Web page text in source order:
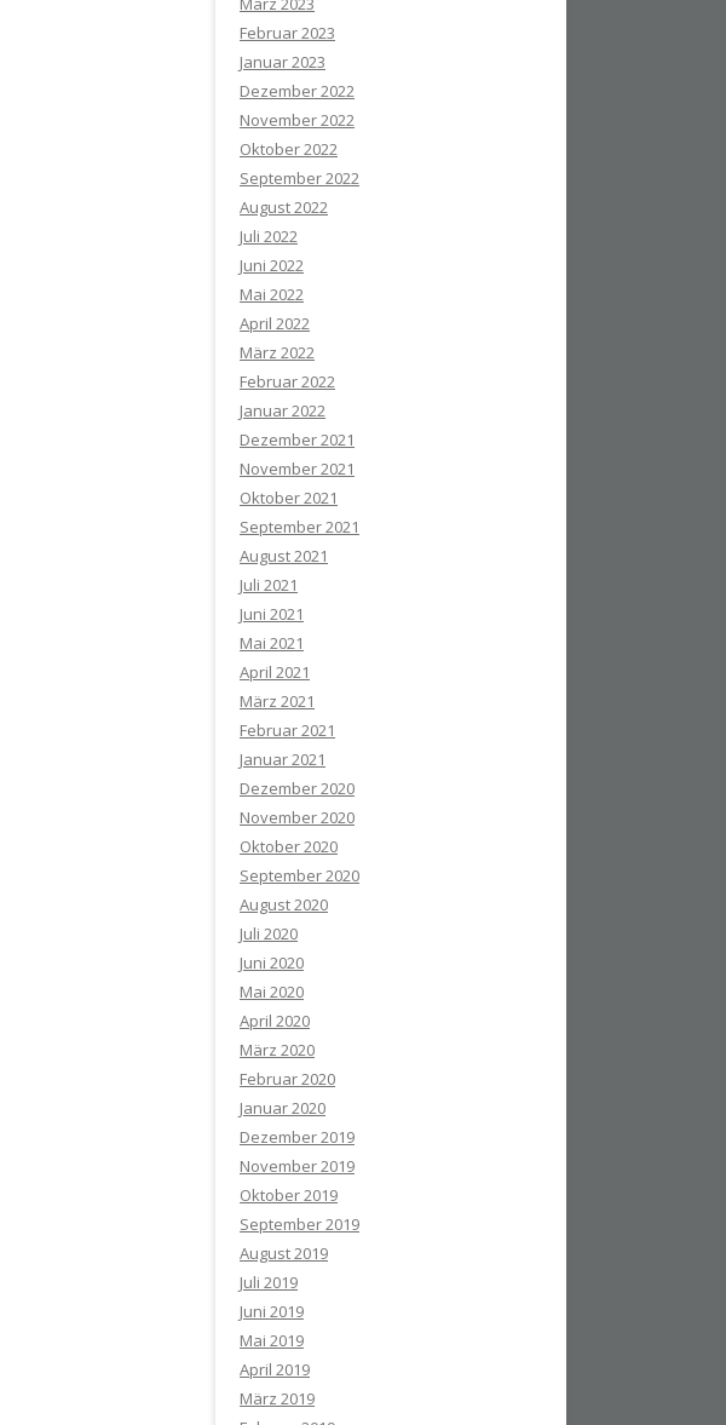
Februar 2023
Januar 2023
Dezember 2022
November 2022
Oktober 2022
September 2022
August 2022
Juli 2022
Juni 2022
Mai 2022
April 2022
März 2022
Februar 2022
Januar 2022
Dezember 2021
November 2021
Oktober 2021
September 2021
August 2021
Juli 2021
Juni 2021
Mai 2021
April 2021
März 2021
Februar 2021
Januar 2021
Dezember 2020
November 2020
Oktober 2020
September 2020
August 2020
Juli 2020
Juni 2020
Mai 2020
April 2020
März 2020
Februar 2020
Januar 2020
Dezember 2019
November 2019
Oktober 2019
September 2019
August 2019
Juli 2019
Juni 2019
Mai 2019
April 2019
März 2019